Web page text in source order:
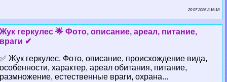
20 07 2026 3:16:18
Жук геркулес 🌟 Фото, описание, ареал, питание,
враги ✔
✅ Жук геркулес. Фото, описание, происхождение вида,
особенности, хаpaктер, ареал обитания, питание,
размножение, естественные враги, охрана...